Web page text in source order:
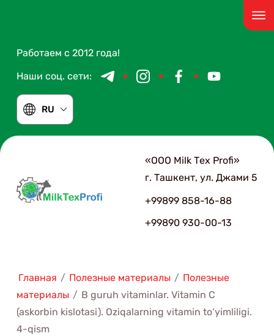
Работаем с 2012 года!
Наши соц. сети:
RU
«ООО Мilk Тex Рrofi»
г. Ташкент, ул. Джами 5
+99899 858-16-88
+99890 930-00-13
Главная / Полезные материалы / Полезные
материалы / B guruh vitaminlar. Vitamin C
(askorbin kislotasi). Oziqalarning vitamin to‘yimliligi.
4-qism